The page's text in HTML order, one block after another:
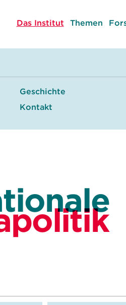
Das Institut Themen
Geschichte
Kontakt